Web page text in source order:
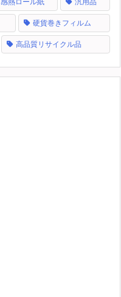
硬貨巻きフィルム
高品質リサイクル品